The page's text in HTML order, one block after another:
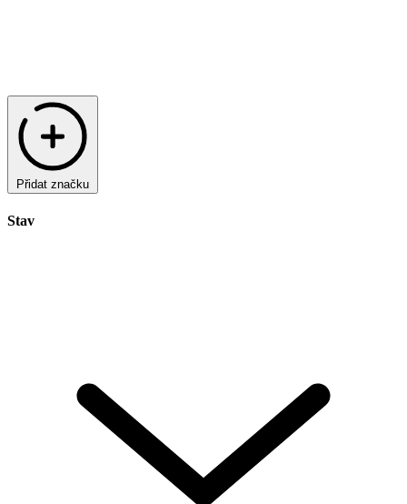
Přidat značku
Stav